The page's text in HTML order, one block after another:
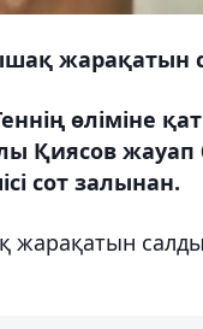
өліміне
Қиясов
сот залынан.
жарақатын